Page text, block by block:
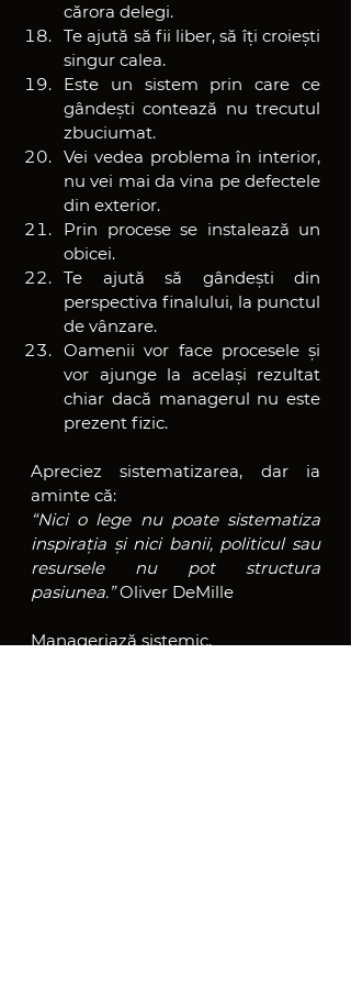
cărora delegi.
Te ajută să fii liber, să îți croiești
singur calea.
Este un sistem prin care ce
gândești contează nu trecutul
zbuciumat.
Vei vedea problema în interior,
nu vei mai da vina pe defectele
din exterior.
Prin procese se instalează un
obicei.
Te ajută să gândești din
perspectiva finalului, la punctul
de vânzare.
Oamenii vor face procesele și
vor ajunge la același rezultat
chiar dacă managerul nu este
prezent fizic.
Apreciez sistematizarea, dar ia
aminte că:
“Nici o lege nu poate sistematiza
inspirația și nici banii, politicul sau
resursele nu pot structura
pasiunea.” Oliver DeMille
Manageriază sistemic,